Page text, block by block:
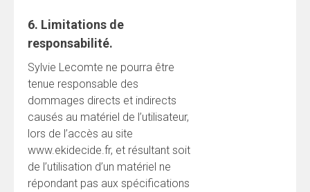
6. Limitations de
responsabilité.
Sylvie Lecomte ne pourra être
tenue responsable des
dommages directs et indirects
causés au matériel de l’utilisateur,
lors de l’accès au site
www.ekidecide.fr, et résultant soit
de l’utilisation d’un matériel ne
répondant pas aux spécifications